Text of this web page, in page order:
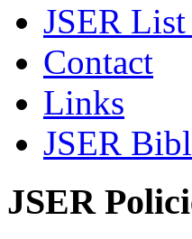
JSER
Contact
Links
JSER
JSER